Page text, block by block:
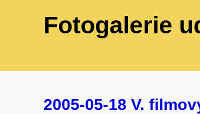
Fotogalerie
2005-05-18 V.